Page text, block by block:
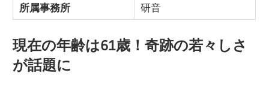
所属事務所
研音
現在の年齢は61歳！奇跡の若々しさ
が話題に